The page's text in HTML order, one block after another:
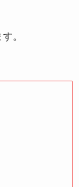
。